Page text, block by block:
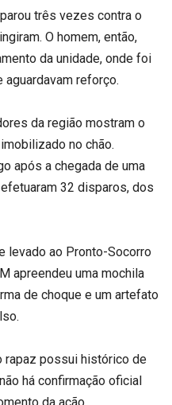
três vezes contra o
O homem, então,
da unidade, onde foi
reforço.
da região mostram o
no chão.
após a chegada de uma
32 disparos, dos
levado ao Pronto-Socorro
apreendeu uma mochila
de choque e um artefato
rapaz possui histórico de
há confirmação oficial